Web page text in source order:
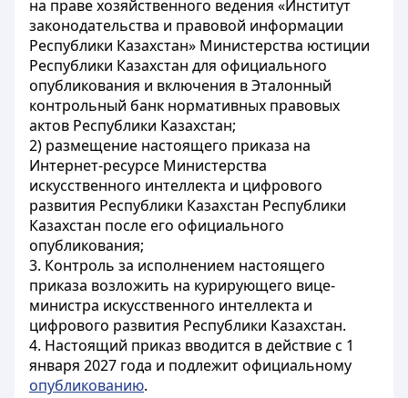
на праве хозяйственного ведения «Институт
законодательства и правовой информации
Республики Казахстан» Министерства юстиции
Республики Казахстан для официального
опубликования и включения в Эталонный
контрольный банк нормативных правовых
актов Республики Казахстан;
2) размещение настоящего приказа на
Интернет-ресурсе Министерства
искусственного интеллекта и цифрового
развития Республики Казахстан Республики
Казахстан после его официального
опубликования;
3. Контроль за исполнением настоящего
приказа возложить на курирующего вице-
министра искусственного интеллекта и
цифрового развития Республики Казахстан.
4. Настоящий приказ вводится в действие c 1
января 2027 года и подлежит официальному
опубликованию.